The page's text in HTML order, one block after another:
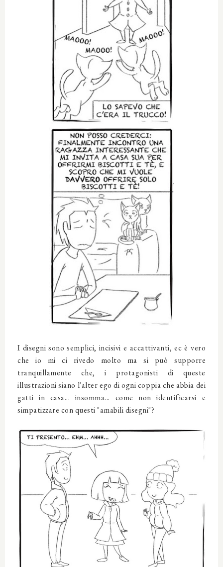
I disegni sono semplici, incisivi e accattivanti, ec è vero
che io mi ci rivedo molto ma si può supporre
tranquillamente che, i protagonisti di queste
illustrazioni siano l'alter ego di ogni coppia che abbia dei
gatti in casa... insomma... come non identificarsi e
simpatizzare con questi "amabili disegni"?